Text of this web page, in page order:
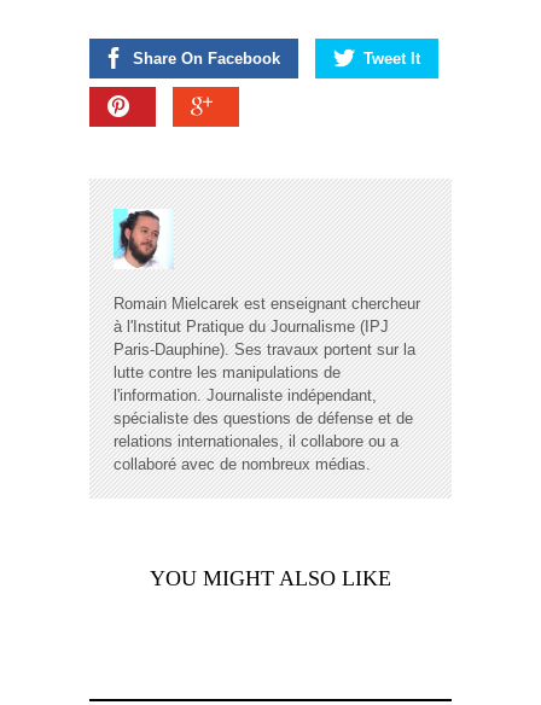
Share On Facebook Tweet It
Romain Mielcarek est enseignant chercheur
à l'Institut Pratique du Journalisme (IPJ
Paris-Dauphine). Ses travaux portent sur la
lutte contre les manipulations de
l'information. Journaliste indépendant,
spécialiste des questions de défense et de
relations internationales, il collabore ou a
collaboré avec de nombreux médias.
YOU MIGHT ALSO LIKE